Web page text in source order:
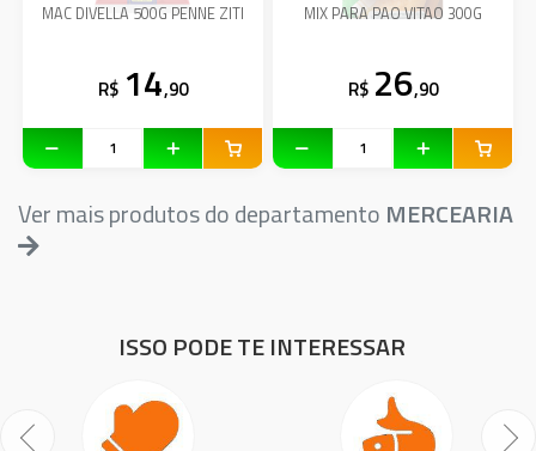
MAC DIVELLA 500G PENNE ZITI
R$ 14,90
MIX PARA PAO VITAO 300G
R$ 26,90
Ver mais produtos do departamento MERCEARIA
ISSO PODE TE INTERESSAR